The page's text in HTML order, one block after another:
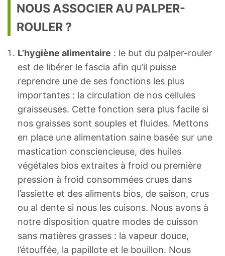
NOUS ASSOCIER AU PALPER-
ROULER ?
L’hygiène alimentaire : le but du palper-rouler
est de libérer le fascia afin qu’il puisse
reprendre une de ses fonctions les plus
importantes : la circulation de nos cellules
graisseuses. Cette fonction sera plus facile si
nos graisses sont souples et fluides. Mettons
en place une alimentation saine basée sur une
mastication consciencieuse, des huiles
végétales bios extraites à froid ou première
pression à froid consommées crues dans
l’assiette et des aliments bios, de saison, crus
ou al dente si nous les cuisons. Nous avons à
notre disposition quatre modes de cuisson
sans matières grasses : la vapeur douce,
l’étouffée, la papillote et le bouillon. Nous